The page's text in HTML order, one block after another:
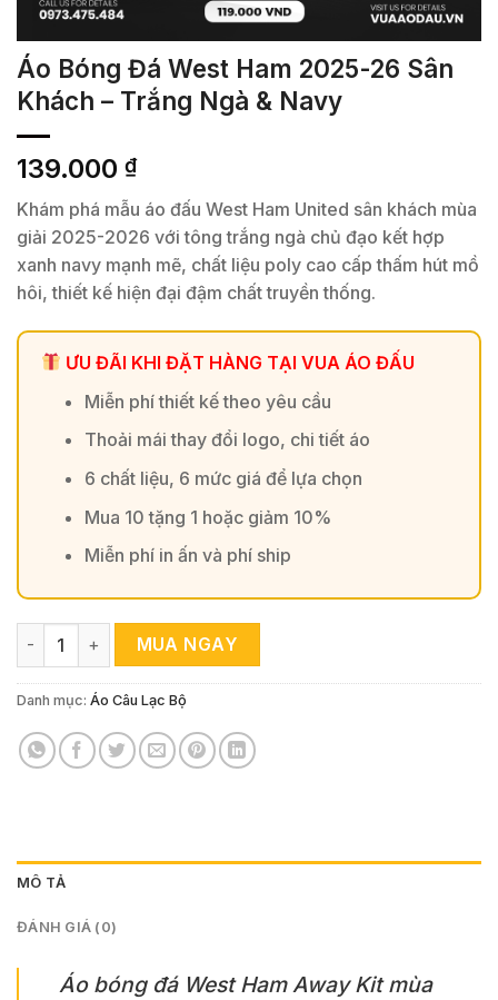
Áo Bóng Đá West Ham 2025-26 Sân
Khách – Trắng Ngà & Navy
139.000 ₫
Khám phá mẫu áo đấu West Ham United sân khách mùa
giải 2025-2026 với tông trắng ngà chủ đạo kết hợp
xanh navy mạnh mẽ, chất liệu poly cao cấp thấm hút mồ
hôi, thiết kế hiện đại đậm chất truyền thống.
ƯU ĐÃI KHI ĐẶT HÀNG TẠI VUA ÁO ĐẤU
Miễn phí thiết kế theo yêu cầu
Thoải mái thay đổi logo, chi tiết áo
6 chất liệu, 6 mức giá để lựa chọn
Mua 10 tặng 1 hoặc giảm 10%
Miễn phí in ấn và phí ship
Áo Bóng Đá West Ham 2025-26 Sân Khách - Trắng Ngà &
MUA NGAY
Danh mục: Áo Câu Lạc Bộ
MÔ TẢ
ĐÁNH GIÁ (0)
Áo bóng đá West Ham Away Kit mùa